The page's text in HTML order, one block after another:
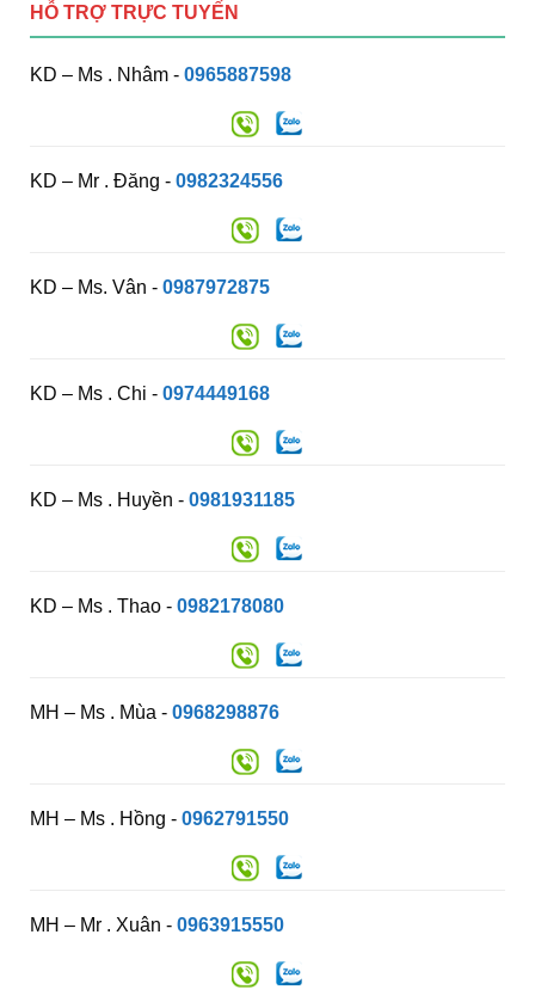
HỖ TRỢ TRỰC TUYẾN
KD – Ms . Nhâm - 0965887598
KD – Mr . Đăng - 0982324556
KD – Ms. Vân - 0987972875
KD – Ms . Chi - 0974449168
KD – Ms . Huyền - 0981931185
KD – Ms . Thao - 0982178080
MH – Ms . Mùa - 0968298876
MH – Ms . Hồng - 0962791550
MH – Mr . Xuân - 0963915550